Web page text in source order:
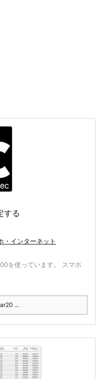
する
・インターネット
を使っています。 スマホ
...